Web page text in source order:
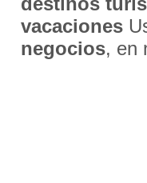
vacaciones
negocios, en